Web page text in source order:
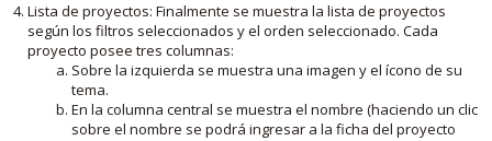
Lista de proyectos: Finalmente se muestra la lista de proyectos
según los filtros seleccionados y el orden seleccionado. Cada
proyecto posee tres columnas:
Sobre la izquierda se muestra una imagen y el ícono de su
tema.
En la columna central se muestra el nombre (haciendo un clic
sobre el nombre se podrá ingresar a la ficha del proyecto